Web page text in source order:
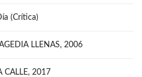
(Crítica)
LLENAS, 2006
CALLE, 2017